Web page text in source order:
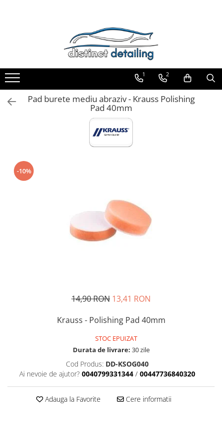
Unelte Tornador®
Piese de Schimb Tornador®
Maşini de Polishat
Talere şi Piese de Schimb
Decontaminare
Tratament Plastice
Pregătire Suprafeţe
Protecţii Ceramice
Sealant şi Quick Detailer
Ceară Auto
1 2
Pad burete mediu abraziv - Krauss Polishing
Pad 40mm
-10%
14,90 RON 13,41 RON
Krauss - Polishing Pad 40mm
STOC EPUIZAT
Durata de livrare: 30 zile
Cod Produs: DD-KSOG040
Ai nevoie de ajutor? 0040799331344 / 00447736840320
Adauga la Favorite Cere informatii